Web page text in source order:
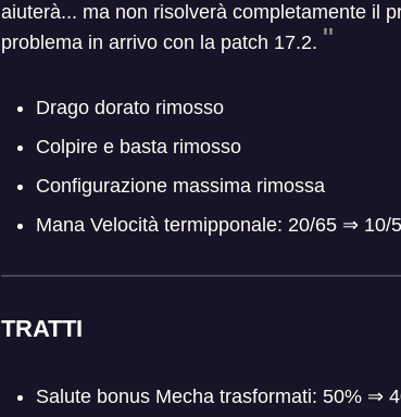
aiuterà... ma non risolverà completamente il
problema in arrivo con la patch 17.2.
Drago dorato rimosso
Colpire e basta rimosso
Configurazione massima rimossa
Mana Velocità termipponale: 20/65 ⇒ 10/
TRATTI
Salute bonus Mecha trasformati: 50% ⇒